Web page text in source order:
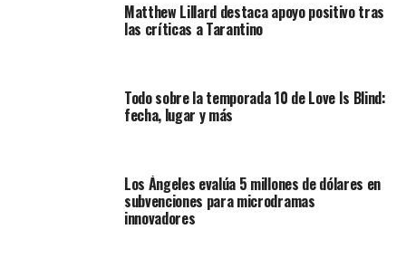
Matthew Lillard destaca apoyo positivo tras
las críticas a Tarantino
Todo sobre la temporada 10 de Love Is Blind:
fecha, lugar y más
Los Ángeles evalúa 5 millones de dólares en
subvenciones para microdramas
innovadores